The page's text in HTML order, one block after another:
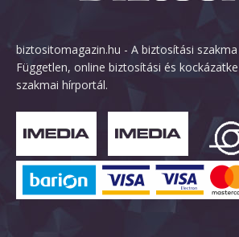
biztositomagazin.hu - A biztosítási szakma
Független, online biztosítási és
szakmai hírportál.